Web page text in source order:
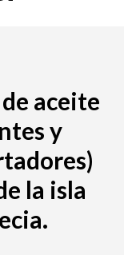
aceite
y
la isla